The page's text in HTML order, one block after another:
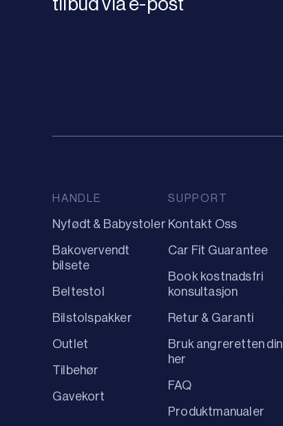
HANDLE
Nyfødt & Babystoler
Bakovervendt
bilsete
Beltestol
Bilstolspakker
Outlet
Tilbehør
Gavekort
SUPPORT
Kontakt Oss
Car Fit Guarantee
Book kostnadsfri
konsultasjon
Retur & Garanti
Bruk angreretten din
her
FAQ
Produktmanualer